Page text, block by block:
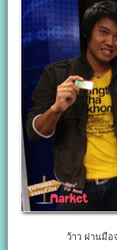
ว้าว ผ่านมือ